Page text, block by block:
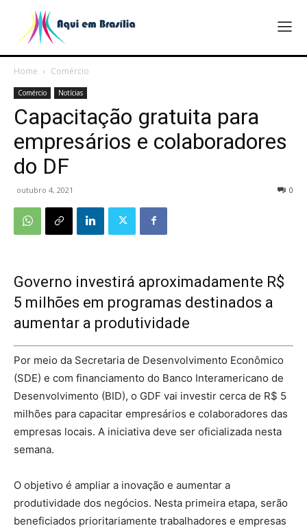
Home Comércio
Comércio Notícias
Capacitação gratuita para
empresários e colaboradores
do DF
outubro 4, 2021 0
Governo investirá aproximadamente R$
5 milhões em programas destinados a
aumentar a produtividade
Por meio da Secretaria de Desenvolvimento Econômico
(SDE) e com financiamento do Banco Interamericano de
Desenvolvimento (BID), o GDF vai investir cerca de R$ 5
milhões para capacitar empresários e colaboradores das
empresas locais. A iniciativa deve ser oficializada nesta
semana.
O objetivo é ampliar a inovação e aumentar a
produtividade dos negócios. Nesta primeira etapa, serão
beneficiados prioritariamente trabalhadores e empresas